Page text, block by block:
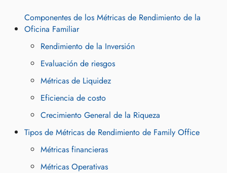
Componentes de los Métricas de Rendimiento de la
Oficina Familiar
Rendimiento de la Inversión
Evaluación de riesgos
Métricas de Liquidez
Eficiencia de costo
Crecimiento General de la Riqueza
Tipos de Métricas de Rendimiento de Family Office
Métricas financieras
Métricas Operativas